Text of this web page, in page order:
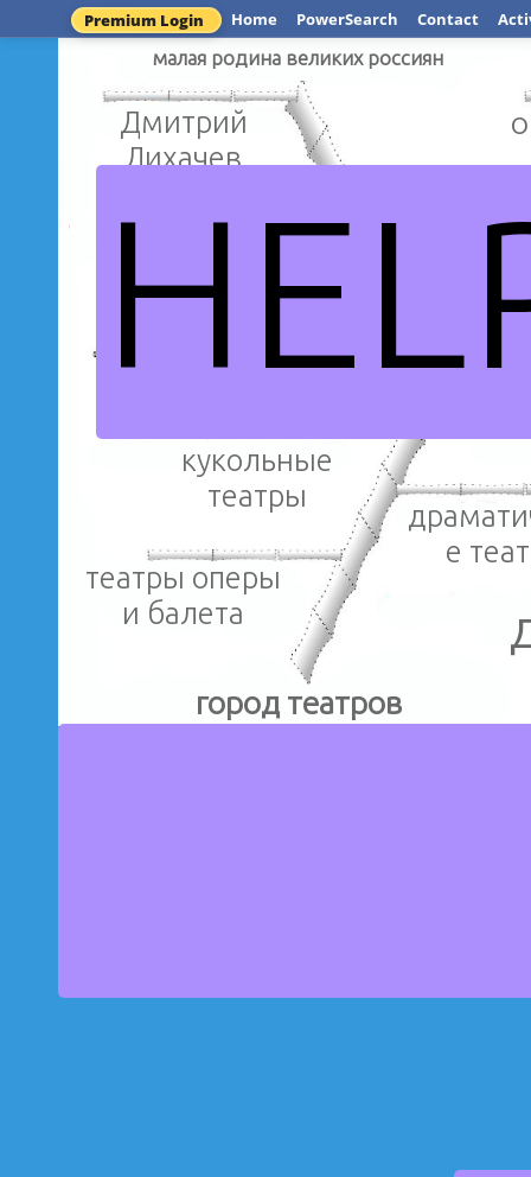
Premium Login Home PowerSearch Contact
малая родина великих россиян
Дмитрий
Лихачев
Михаил
город театров
кукольные
театры
е
театры оперы
и балета
Почему Санкт -